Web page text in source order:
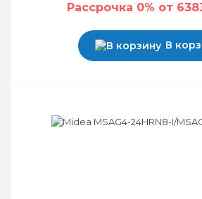
Рассрочка 0% от
В